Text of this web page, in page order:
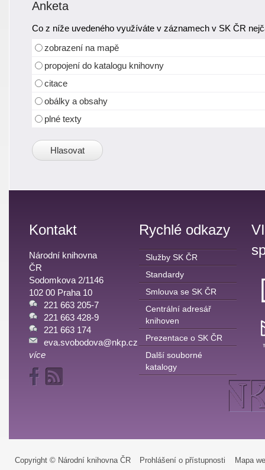
Anketa
Co z níže uvedeného využíváte v záznamech v SK ČR
zobrazení na mapě
propojení do katalogu knihovny
citace
obálky a obsahy
plné texty
Kontakt
Národní knihovna
ČR
Sodomkova 2/1146
102 00 Praha 10
221 663 205-7
221 663 428-9
221 663 174
eva.svobodova@nkp.cz
více
Rychlé odkazy
Služby SK ČR
Standardy
Smlouva se SK ČR
Centrální adresář
knihoven
Prezentace o SK ČR
Další souborné
katalogy
Copyright © Národní knihovna ČR Prohlášení o přístupnosti Mapa